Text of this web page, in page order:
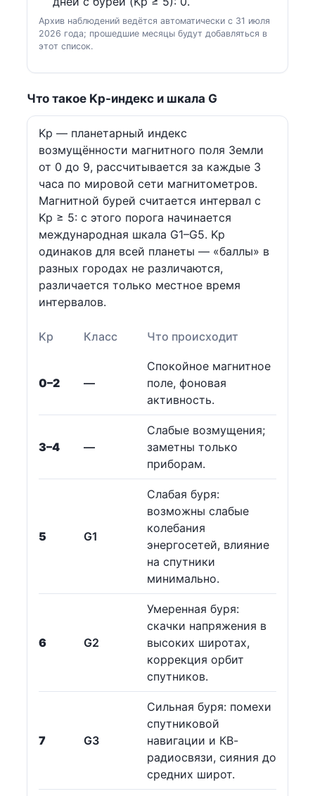
Архив наблюдений ведётся автоматически с 31 июля
2026 года; прошедшие месяцы будут добавляться в
этот список.
Что такое Kp-индекс и шкала G
Kp — планетарный индекс
возмущённости магнитного поля Земли
от 0 до 9, рассчитывается за каждые 3
часа по мировой сети магнитометров.
Магнитной бурей считается интервал с
Kp ≥ 5: с этого порога начинается
международная шкала G1–G5. Kp
одинаков для всей планеты — «баллы» в
разных городах не различаются,
различается только местное время
интервалов.
Kp Класс Что происходит
0–2 —
Спокойное магнитное
поле, фоновая
активность.
3–4 —
Слабые возмущения;
заметны только
приборам.
5 G1
Слабая буря:
возможны слабые
колебания
энергосетей, влияние
на спутники
минимально.
6 G2
Умеренная буря:
скачки напряжения в
высоких широтах,
коррекция орбит
спутников.
7 G3
Сильная буря: помехи
спутниковой
навигации и КВ-
радиосвязи, сияния до
средних широт.